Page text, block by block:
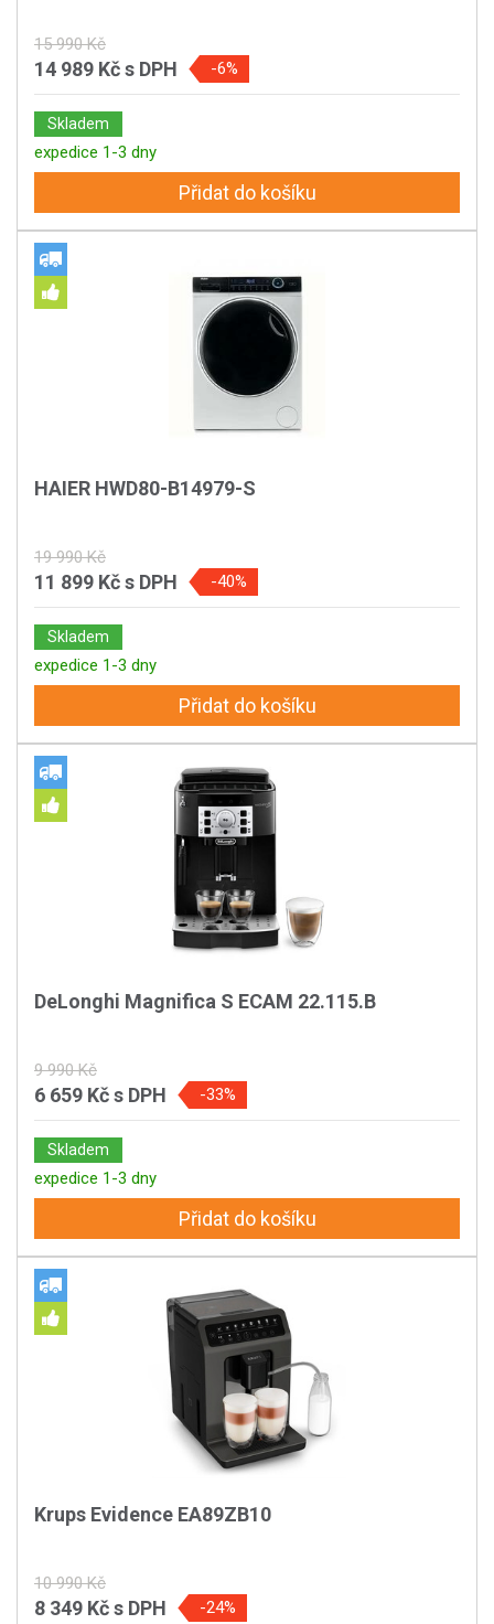
15 990 Kč
14 989 Kčs DPH -6%
Skladem
expedice 1-3 dny
Přidat do košíku
HAIER HWD80-B14979-S
19 990 Kč
11 899 Kčs DPH -40%
Skladem
expedice 1-3 dny
Přidat do košíku
DeLonghi Magnifica S ECAM 22.115.B
9 990 Kč
6 659 Kčs DPH -33%
Skladem
expedice 1-3 dny
Přidat do košíku
Krups Evidence EA89ZB10
10 990 Kč
8 349 Kčs DPH -24%